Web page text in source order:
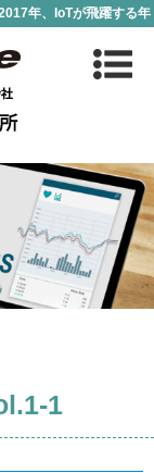
年、IoTが飛躍する年
1